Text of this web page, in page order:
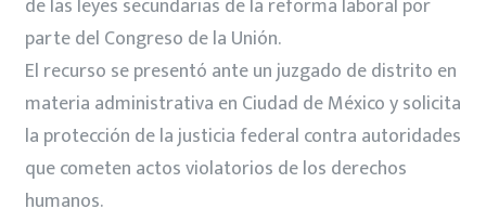
parte del Congreso de la Unión.
El recurso se presentó ante un juzgado de distrito en
materia administrativa en Ciudad de México y solicita
la protección de la justicia federal contra autoridades
que cometen actos violatorios de los derechos
humanos.